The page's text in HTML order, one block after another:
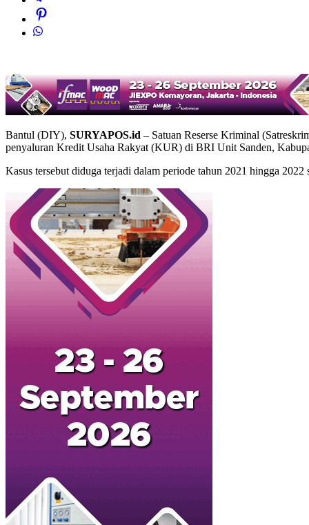
Bantul (DIY), SURYAPOS.id – Satuan Reserse Kriminal
penyaluran Kredit Usaha Rakyat (KUR) di BRI Unit Sanden,
Kasus tersebut diduga terjadi dalam periode tahun 2021 hingga